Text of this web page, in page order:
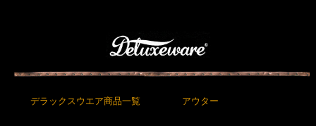
デラックスウエア商品一覧 アウター